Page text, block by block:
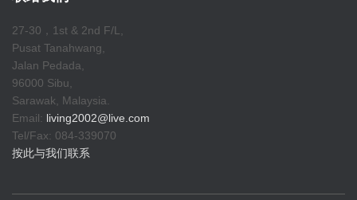
27-30，1st & 2nd F/L,
Pusat Tanahwang,
Jalan Pedada,
96000 Sibu,
Sarawak, Malaysia.
Email: living2002@live.com
Tel/Fax: 084-339070
按此与我们联系